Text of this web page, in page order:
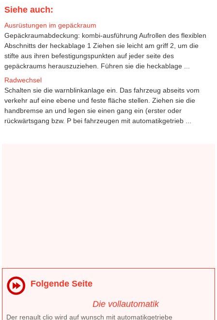
Siehe auch:
Ausrüstungen im gepäckraum
Gepäckraumabdeckung: kombi-ausführung Aufrollen des flexiblen
Abschnitts der heckablage 1 Ziehen sie leicht am griff 2, um die
stifte aus ihren befestigungspunkten auf jeder seite des
gepäckraums herauszuziehen. Führen sie die heckablage ...
Radwechsel
Schalten sie die warnblinkanlage ein. Das fahrzeug abseits vom
verkehr auf eine ebene und feste fläche stellen. Ziehen sie die
handbremse an und legen sie einen gang ein (erster oder
rückwärtsgang bzw. P bei fahrzeugen mit automatikgetrieb ...
Folgende Seite
Die vollautomatik
Der renault clio wird auf wunsch mit automatikgetriebe